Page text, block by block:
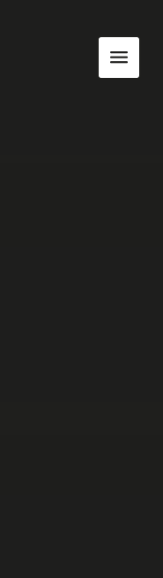
Toon
navigatie